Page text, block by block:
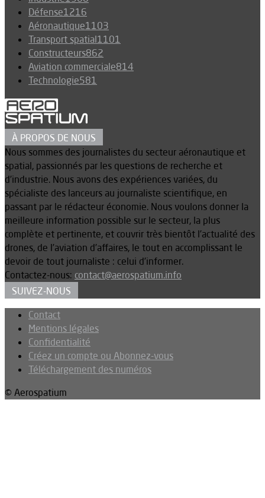
Défense1216
Aéronautique1103
Transport spatial1101
Constructeurs862
Aviation commerciale814
Technologie581
À PROPOS DE NOUS
Nous sommes des journalistes du secteur aéronautique et
spatial, passionnés par les questions de recherche et
d’industrie. Nous avons des expériences variées, du
spécialiste des lanceurs au journaliste scientifique, en
passant par le rédacteur économie. Nous voulons donner la
meilleure information possible sur le secteur, la plus
complète et pertinente, et couvrir très bientôt l’actualité des
drones, de l’aviation d’affaires, le tout en accomplissant le
devoir de tout journaliste : celui d’informer.
Contactez-nous: contact@aerospatium.info
SUIVEZ-NOUS
Contact
Mentions légales
Confidentialité
Créez un compte ou Abonnez-vous
Téléchargement des numéros
© Aerospatium